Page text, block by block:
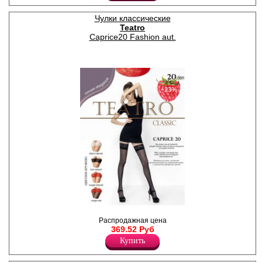
Плотность 20ден
Лайкра 15%
Полиамид 85%
Чулки классические
Teatro
Caprice20 Fashion aut.
контрастной кружевной
резинкой (8 см) на
силиконовой основе,
укреплённый прозрачный
мысок.
−23%
Распродажная цена
369.52 Руб
Купить